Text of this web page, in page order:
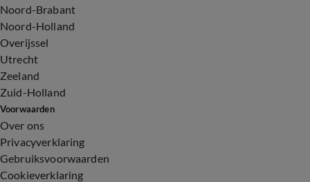
Noord-Brabant
Noord-Holland
Overijssel
Utrecht
Zeeland
Zuid-Holland
Voorwaarden
Over ons
Privacyverklaring
Gebruiksvoorwaarden
Cookieverklaring